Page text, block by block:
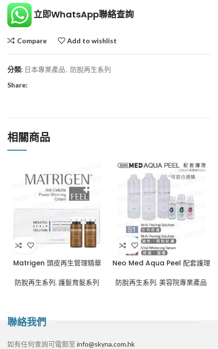
立即WhatsApp聯絡查詢
Compare Add to wishlist
分類: 日本專業產品, 防脫再生系列
Share:
相關商品
Matrigen 頭皮再生管理精華
防脫再生系列, 護髮育髮系列
Neo Med Aqua Peel 配套護理
防脫再生系列, 美容院專業產品
聯絡我們
如有任何查詢可電郵至 info@skyna.com.hk